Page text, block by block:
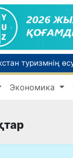
екінші
қанша егіз
Экономика